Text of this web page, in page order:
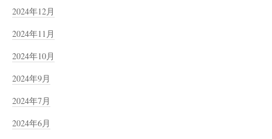
2024年12月
2024年11月
2024年10月
2024年9月
2024年7月
2024年6月